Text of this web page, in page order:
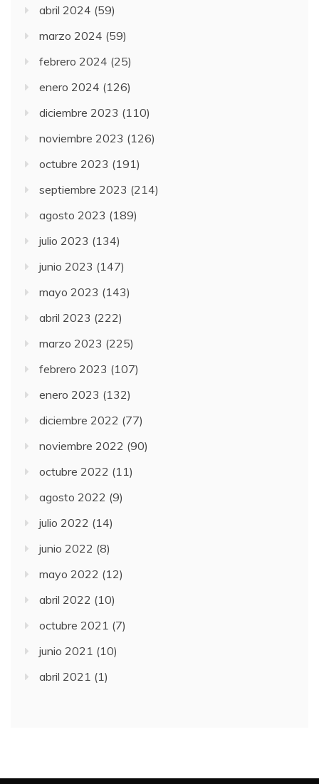
abril 2024 (59)
marzo 2024 (59)
febrero 2024 (25)
enero 2024 (126)
diciembre 2023 (110)
noviembre 2023 (126)
octubre 2023 (191)
septiembre 2023 (214)
agosto 2023 (189)
julio 2023 (134)
junio 2023 (147)
mayo 2023 (143)
abril 2023 (222)
marzo 2023 (225)
febrero 2023 (107)
enero 2023 (132)
diciembre 2022 (77)
noviembre 2022 (90)
octubre 2022 (11)
agosto 2022 (9)
julio 2022 (14)
junio 2022 (8)
mayo 2022 (12)
abril 2022 (10)
octubre 2021 (7)
junio 2021 (10)
abril 2021 (1)